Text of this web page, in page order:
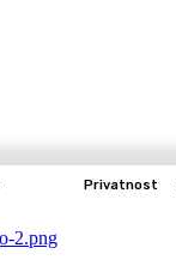
Privatnost